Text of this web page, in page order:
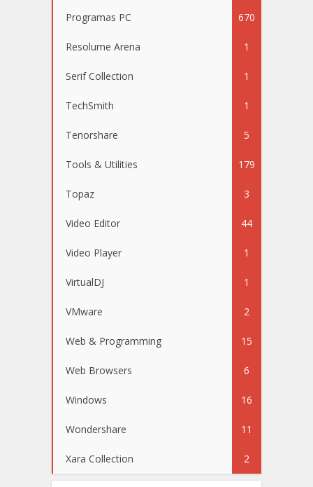
Programas PC 670
Resolume Arena 1
Serif Collection 1
TechSmith 1
Tenorshare 5
Tools & Utilities 179
Topaz 3
Video Editor 44
Video Player 1
VirtualDJ 1
VMware 2
Web & Programming 15
Web Browsers 6
Windows 16
Wondershare 11
Xara Collection 2